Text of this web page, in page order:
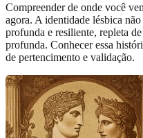
Compreender de onde você
agora. A identidade lésbica
profunda e resiliente, repleta
profunda. Conhecer essa
de pertencimento e validação.